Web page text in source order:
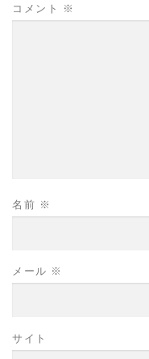
コメント ※
名前 ※
メール ※
サイト